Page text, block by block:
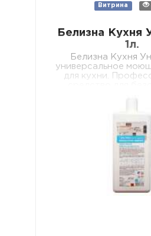
Витрина
Белизна Кухня
1л.
Белизна Кухня
универсальное
для кухни.
…